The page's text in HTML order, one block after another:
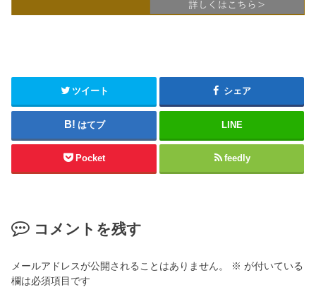
ツイート シェア
はてブ LINE
Pocket feedly
コメントを残す
メールアドレスが公開されることはありません。 ※ が付いている
欄は必須項目です